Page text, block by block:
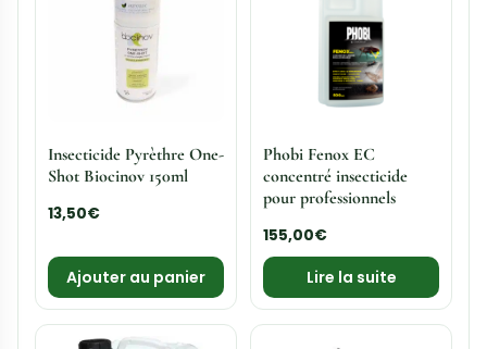
Insecticide Pyrèthre One-
Shot Biocinov 150ml
13,50€
Ajouter au panier
Phobi Fenox EC
concentré insecticide
pour professionnels
155,00€
Lire la suite